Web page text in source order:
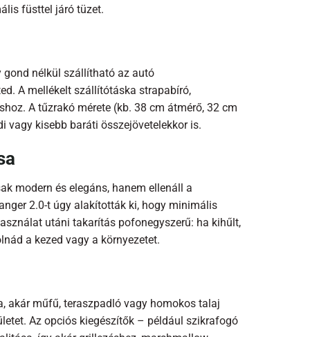
füsttel járó tüzet.
gond nélkül szállítható az autó
A mellékelt szállítótáska strapabíró,
A tűzrakó mérete (kb. 38 cm átmérő, 32 cm
vagy kisebb baráti összejövetelekkor is.
modern és elegáns, hanem ellenáll a
2.0-t úgy alakították ki, hogy minimális
utáni takarítás pofonegyszerű: ha kihűlt,
a kezed vagy a környezetet.
akár műfű, teraszpadló vagy homokos talaj
Az opciós kiegészítők – például szikrafogó